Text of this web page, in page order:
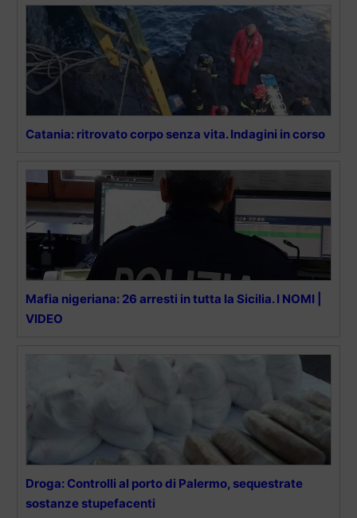
Catania: ritrovato corpo senza vita. Indagini in corso
Mafia nigeriana: 26 arresti in tutta la Sicilia. I NOMI |
VIDEO
Droga: Controlli al porto di Palermo, sequestrate
sostanze stupefacenti